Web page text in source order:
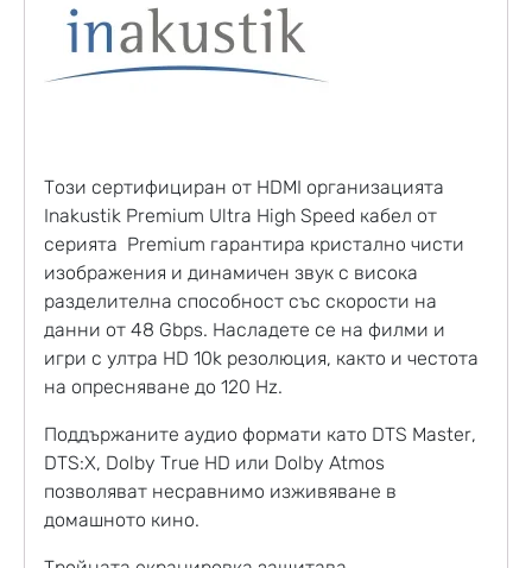
Този сертифициран от HDMI организацията
Inakustik Premium Ultra High Speed кабел от
серията Premium гарантира кристално чисти
изображения и динамичен звук с висока
разделителна способност със скорости на
данни от 48 Gbps. Насладете се на филми и
игри с ултра HD 10k резолюция, както и честота
на опресняване до 120 Hz.
Поддържаните аудио формати като DTS Master,
DTS:X, Dolby True HD или Dolby Atmos
позволяват несравнимо изживяване в
домашното кино.